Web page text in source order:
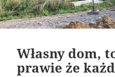
Własny dom,
prawie że